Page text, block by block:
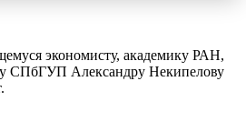
экономисту, академику РАН,
СПбГУП Александру Некипелову